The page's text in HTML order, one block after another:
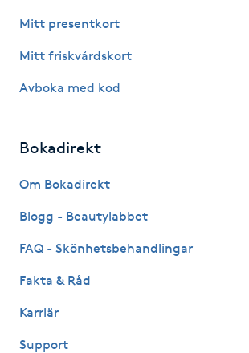
Kroppspeeling
Käkledsbehandling
Kärlbehandling
Lashlift Keratin
Liktornar
Mitt presentkort
Mitt friskvårdskort
Avboka med kod
Bokadirekt
Om Bokadirekt
Blogg - Beautylabbet
FAQ - Skönhetsbehandlingar
Fakta & Råd
Karriär
Support